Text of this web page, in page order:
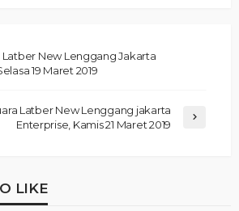
Latber New Lenggang Jakarta
19 Maret 2019
Latber New Lenggang jakarta
Enterprise, Kamis 21 Maret 2019
LIKE